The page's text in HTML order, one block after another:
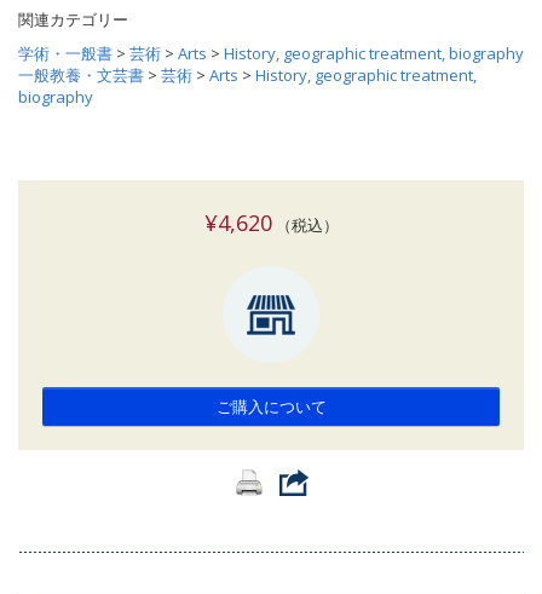
関連カテゴリー
学術・一般書 > 芸術 > Arts > History, geographic treatment, biography
一般教養・文芸書 > 芸術 > Arts > History, geographic treatment,
biography
¥4,620（税込）
ご購入について